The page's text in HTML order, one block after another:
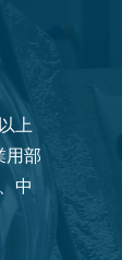
上
用部
中